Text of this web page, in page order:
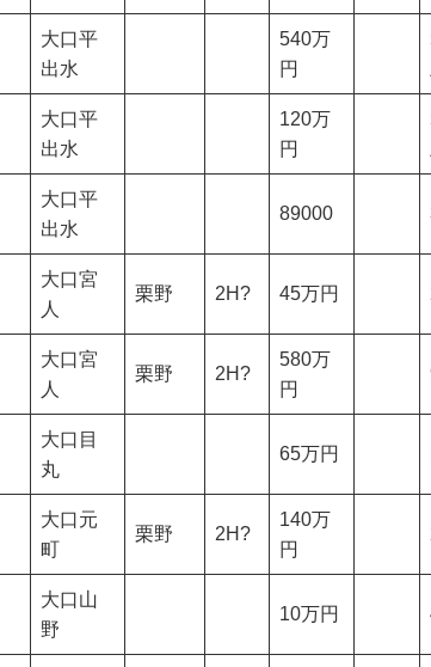
大口平
出水
540万
円
大口平
出水
120万
円
大口平
出水
89000
大口宮
人
栗野 2H? 45万円
大口宮
人
栗野 2H?
580万
円
大口目
丸
65万円
大口元
町
栗野 2H?
140万
円
大口山
野
10万円